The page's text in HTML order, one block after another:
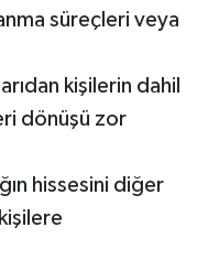
süreçleri veya
kişilerin dahil
dönüşü zor
hissesini diğer